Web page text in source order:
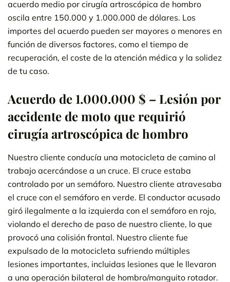
acuerdo medio por cirugía artroscópica de hombro
oscila entre 150.000 y 1.000.000 de dólares. Los
importes del acuerdo pueden ser mayores o menores en
función de diversos factores, como el tiempo de
recuperación, el coste de la atención médica y la solidez
de tu caso.
Acuerdo de 1.000.000 $ – Lesión por
accidente de moto que requirió
cirugía artroscópica de hombro
Nuestro cliente conducía una motocicleta de camino al
trabajo acercándose a un cruce. El cruce estaba
controlado por un semáforo. Nuestro cliente atravesaba
el cruce con el semáforo en verde. El conductor acusado
giró ilegalmente a la izquierda con el semáforo en rojo,
violando el derecho de paso de nuestro cliente, lo que
provocó una colisión frontal. Nuestro cliente fue
expulsado de la motocicleta sufriendo múltiples
lesiones importantes, incluidas lesiones que le llevaron
a una operación bilateral de hombro/manguito rotador.